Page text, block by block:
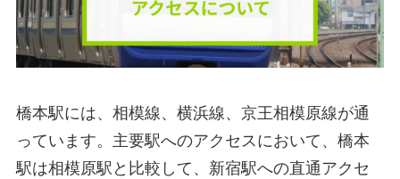
橋本駅には、相模線、横浜線、京王相模原線が通
っています。主要駅へのアクセスにおいて、橋本
駅は相模原駅と比較して、新宿駅への直通アクセ